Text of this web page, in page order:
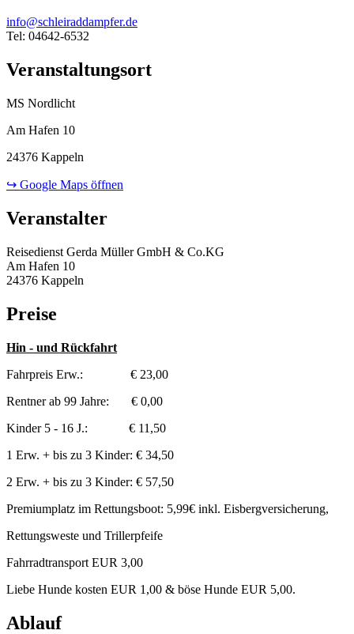
info@schleiraddampfer.de
Tel: 04642-6532
Veranstaltungsort
MS Nordlicht
Am Hafen 10
24376 Kappeln
↪ Google Maps öffnen
Veranstalter
Reisedienst Gerda Müller GmbH & Co.KG
Am Hafen 10
24376 Kappeln
Preise
Hin - und Rückfahrt
Fahrpreis Erw.: € 23,00
Rentner ab 99 Jahre: € 0,00
Kinder 5 - 16 J.: € 11,50
1 Erw. + bis zu 3 Kinder: € 34,50
2 Erw. + bis zu 3 Kinder: € 57,50
Premiumplatz im Rettungsboot: 5,99€ inkl. Eisbergversicherung,
Rettungsweste und Trillerpfeife
Fahrradtransport EUR 3,00
Liebe Hunde kosten EUR 1,00 & böse Hunde EUR 5,00.
Ablauf